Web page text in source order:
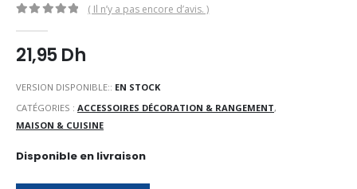
( Il n’y a pas encore d’avis. )
21,95Dh
VERSION DISPONIBLE:: EN STOCK
CATÉGORIES : ACCESSOIRES DÉCORATION & RANGEMENT,
MAISON & CUISINE
Disponible en livraison